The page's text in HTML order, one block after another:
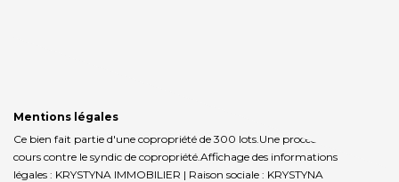
Mentions légales
Ce bien fait partie d'une copropriété de 300 lots.Une procédure est en
cours contre le syndic de copropriété. Affichage des informations
légales : KRYSTYNA IMMOBILIER | Raison sociale : KRYSTYNA